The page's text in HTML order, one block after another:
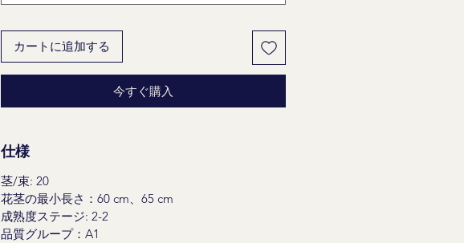
カートに追加する
今すぐ購入
仕様
茎/束: 20
花茎の最小長さ：60 cm、65 cm
成熟度ステージ: 2-2
品質グループ：A1